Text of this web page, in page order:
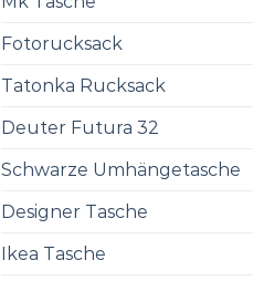
Fotorucksack
Tatonka Rucksack
Deuter Futura 32
Schwarze Umhängetasche
Designer Tasche
Ikea Tasche